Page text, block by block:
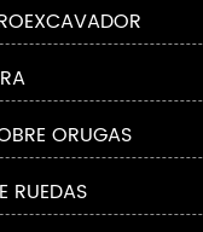
ORUGAS
RUEDAS